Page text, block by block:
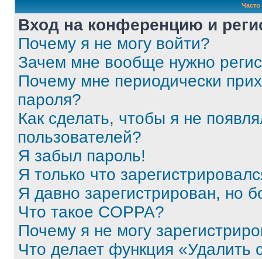
Вход на конференцию и
Почему я не могу войти?
Зачем мне вообще нужно
Почему мне периодически
пароля?
Как сделать, чтобы я не
пользователей?
Я забыл пароль!
Я только что
Я давно зарегистрирован, но
Что такое COPPA?
Почему я не могу
Что делает функция «Удалить